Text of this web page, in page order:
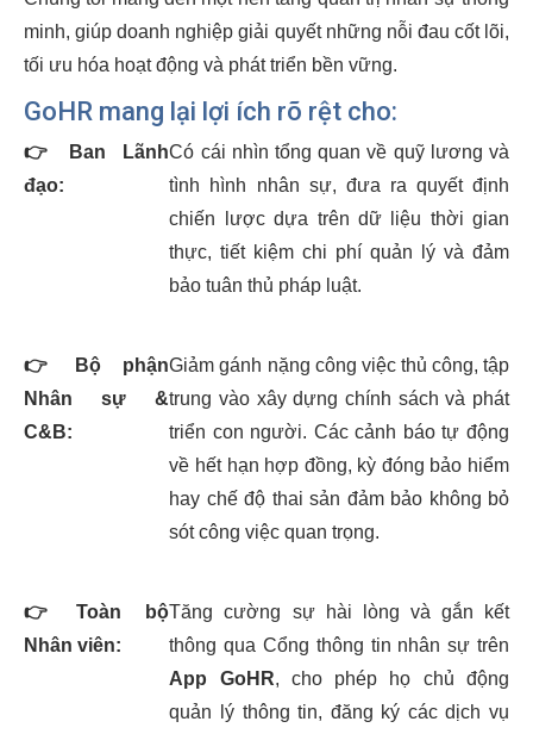
minh, giúp doanh nghiệp giải quyết những nỗi đau cốt lõi,
tối ưu hóa hoạt động và phát triển bền vững.
GoHR mang lại lợi ích rõ rệt cho:
👉
Ban Lãnh
đạo:
Có cái nhìn tổng quan về quỹ lương và
tình hình nhân sự, đưa ra quyết định
chiến lược dựa trên dữ liệu thời gian
thực, tiết kiệm chi phí quản lý và đảm
bảo tuân thủ pháp luật.
👉
Bộ phận
Nhân sự &
C&B:
Giảm gánh nặng công việc thủ công, tập
trung vào xây dựng chính sách và phát
triển con người. Các cảnh báo tự động
về hết hạn hợp đồng, kỳ đóng bảo hiểm
hay chế độ thai sản đảm bảo không bỏ
sót công việc quan trọng.
👉
Toàn bộ
Nhân viên:
Tăng cường sự hài lòng và gắn kết
thông qua Cổng thông tin nhân sự trên
App GoHR, cho phép họ chủ động
quản lý thông tin, đăng ký các dịch vụ